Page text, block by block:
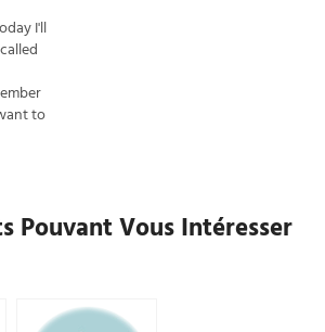
paid
once
I'll
to
***
Pouvant Vous Intéresser